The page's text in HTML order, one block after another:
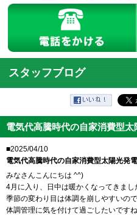
スタッフブログ
電気代高騰時代の自家消費型太
■2025/04/10
電気代高騰時代の自家消費型太陽光発電
みなさんこんにちは ^^)
4月に入り、日中は暖かくなってきまし
季節の変わり目は体調を崩しやすいので
体調管理に気を付けて過ごしたいです